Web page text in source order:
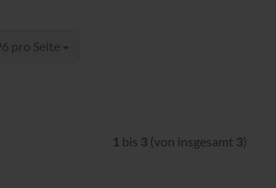
pro Seite
Seite
1 bis 3 (von insgesamt 3)